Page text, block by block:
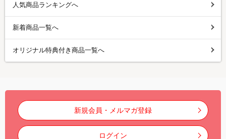
人気商品ランキングへ
新着商品一覧へ
オリジナル特典付き商品一覧へ
新規会員・メルマガ登録
ログイン